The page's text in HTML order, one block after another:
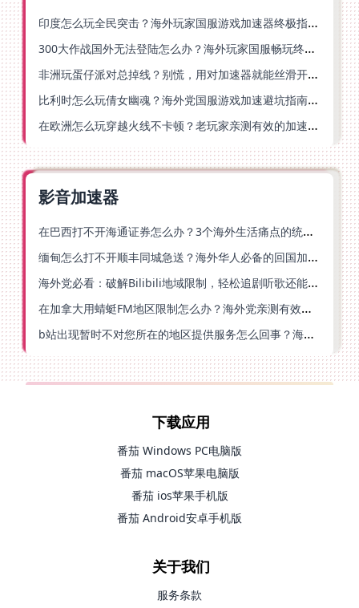
印度怎么玩全民突击？海外玩家国服游戏加速器终极指南（附原神延迟优化+精灵之境加速器选择）
300大作战国外无法登陆怎么办？海外玩家国服畅玩终极指南（附实测推荐）
非洲玩蛋仔派对总掉线？别慌，用对加速器就能丝滑开跑！
比利时怎么玩倩女幽魂？海外党国服游戏加速避坑指南（附实测推荐）
在欧洲怎么玩穿越火线不卡顿？老玩家亲测有效的加速器选择指南
影音加速器
在巴西打不开海通证券怎么办？3个海外生活痛点的统一解决方案
缅甸怎么打不开顺丰同城急送？海外华人必备的回国加速指南（附B站会员游戏解决方案）
海外党必看：破解Bilibili地域限制，轻松追剧听歌还能流畅理财的实用指南
在加拿大用蜻蜓FM地区限制怎么办？海外党亲测有效的回国加速方案
b站出现暂时不对您所在的地区提供服务怎么回事？海外党亲测有效的回国加速方案
下载应用
番茄 Windows PC电脑版
番茄 macOS苹果电脑版
番茄 ios苹果手机版
番茄 Android安卓手机版
关于我们
服务条款